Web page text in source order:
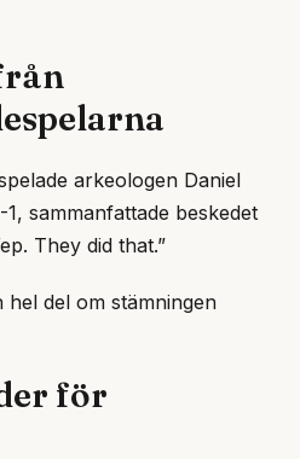
arkeologen Daniel
sammanfattade beskedet
They did that.”
hel del om stämningen
för